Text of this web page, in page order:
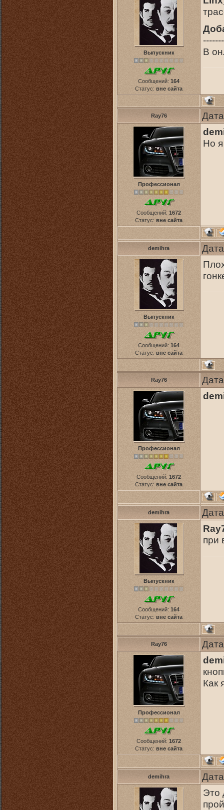
Выпускник
Сообщений: 164
Статус: вне сайта
В
Ray76
Профессионал
Сообщений: 1672
Статус: вне сайта
Но
demihra
Выпускник
Сообщений: 164
Статус: вне сайта
Ray76
Профессионал
Сообщений: 1672
Статус: вне сайта
demihra
Выпускник
Сообщений: 164
Статус: вне сайта
при
Ray76
Профессионал
Сообщений: 1672
Статус: вне сайта
Как
demihra
Это